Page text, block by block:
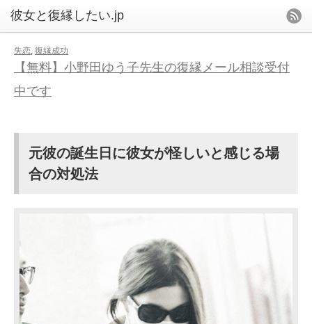
失恋, 復縁成功
【無料】小野田ゆう子先生の復縁メール相談受付
中です
元彼の誕生日に彼女が怪しいと感じる場
合の対処法